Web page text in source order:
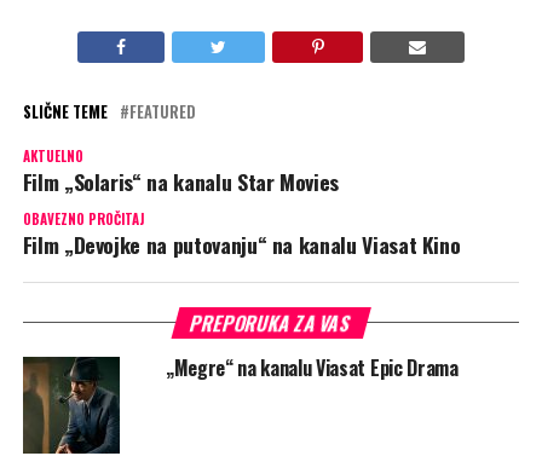
SLIČNE TEME FEATURED
AKTUELNO
Film „Solaris“ na kanalu Star Movies
OBAVEZNO PROČITAJ
Film „Devojke na putovanju“ na kanalu Viasat Kino
PREPORUKA ZA VAS
„Megre“ na kanalu Viasat Epic Drama